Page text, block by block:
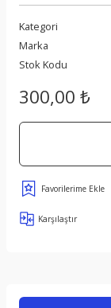
Kategori
Marka
Stok Kodu
300,00 ₺
Karşılaştır